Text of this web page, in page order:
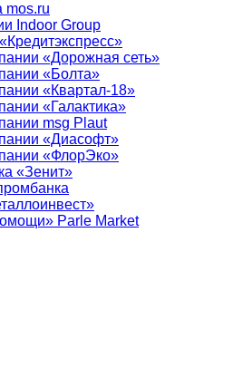
mos.ru
Indoor Group
«Дорожная сеть»
«Болта»
«Квартал-18»
«Галактика»
msg Plaut
«Диасофт»
«ФлорЭко»
«Зенит»
Parle Market